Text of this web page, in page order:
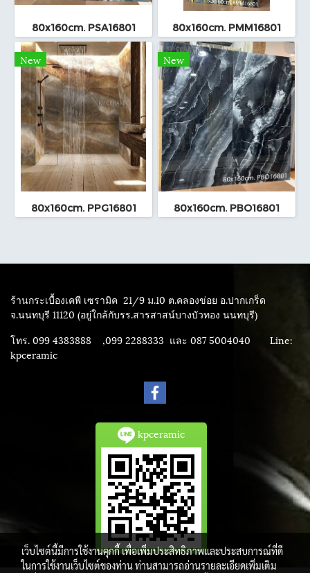
80x160cm. PSA16801 80x160cm. PMM16801
New
80x160cm. PPG16801
New
80x160cm. PBO16801
ร้านกระเบื้องเคพี เซรามิค 21/9 ม.10 ต.คลองข่อย อ.ปากเกร็ด
จ.นนทบุรี 11120 (อยู่ใกล้กับรร.สารสาสน์บางบัวทอง นนทบุรี)
โทร. 099 4383888 ,099 2288333 และ 087 5004040 Line:
kpceramic
kpceramic
เว็บไซต์นี้มีการใช้งานคุกกี้ เพื่อเพิ่มประสิทธิภาพและประสบการณ์ที่ดี
ในการใช้งานเว็บไซต์ของท่าน ท่านสามารถอ่านรายละเอียดเพิ่มเติม